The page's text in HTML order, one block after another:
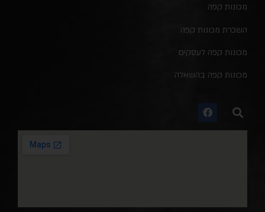
מכונות קפה
השכרת מכונות קפה
מכונות קפה לעסקים
מכונות קפה בהשאלה